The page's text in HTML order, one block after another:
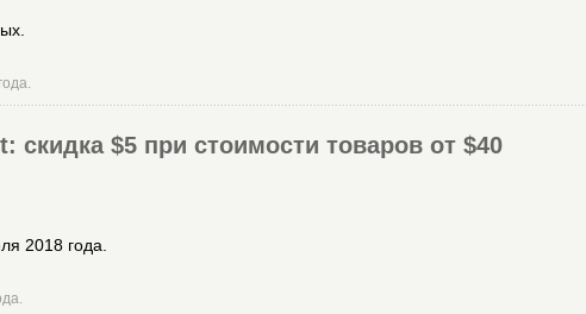
скидка $5 при стоимости товаров от $40
2018 года.